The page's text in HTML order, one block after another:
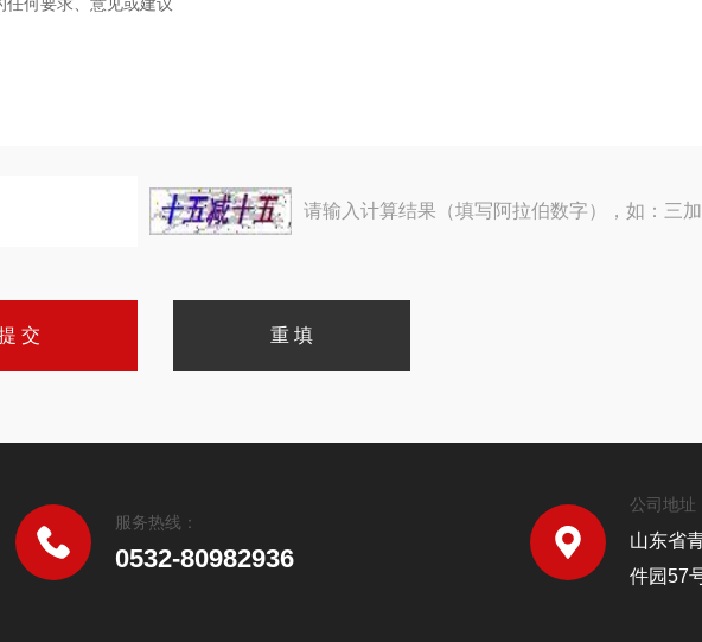
请输入计算结果（填写阿拉伯数字），如：三
服务热线：
0532-80982936
公司地址
山东省
件园57